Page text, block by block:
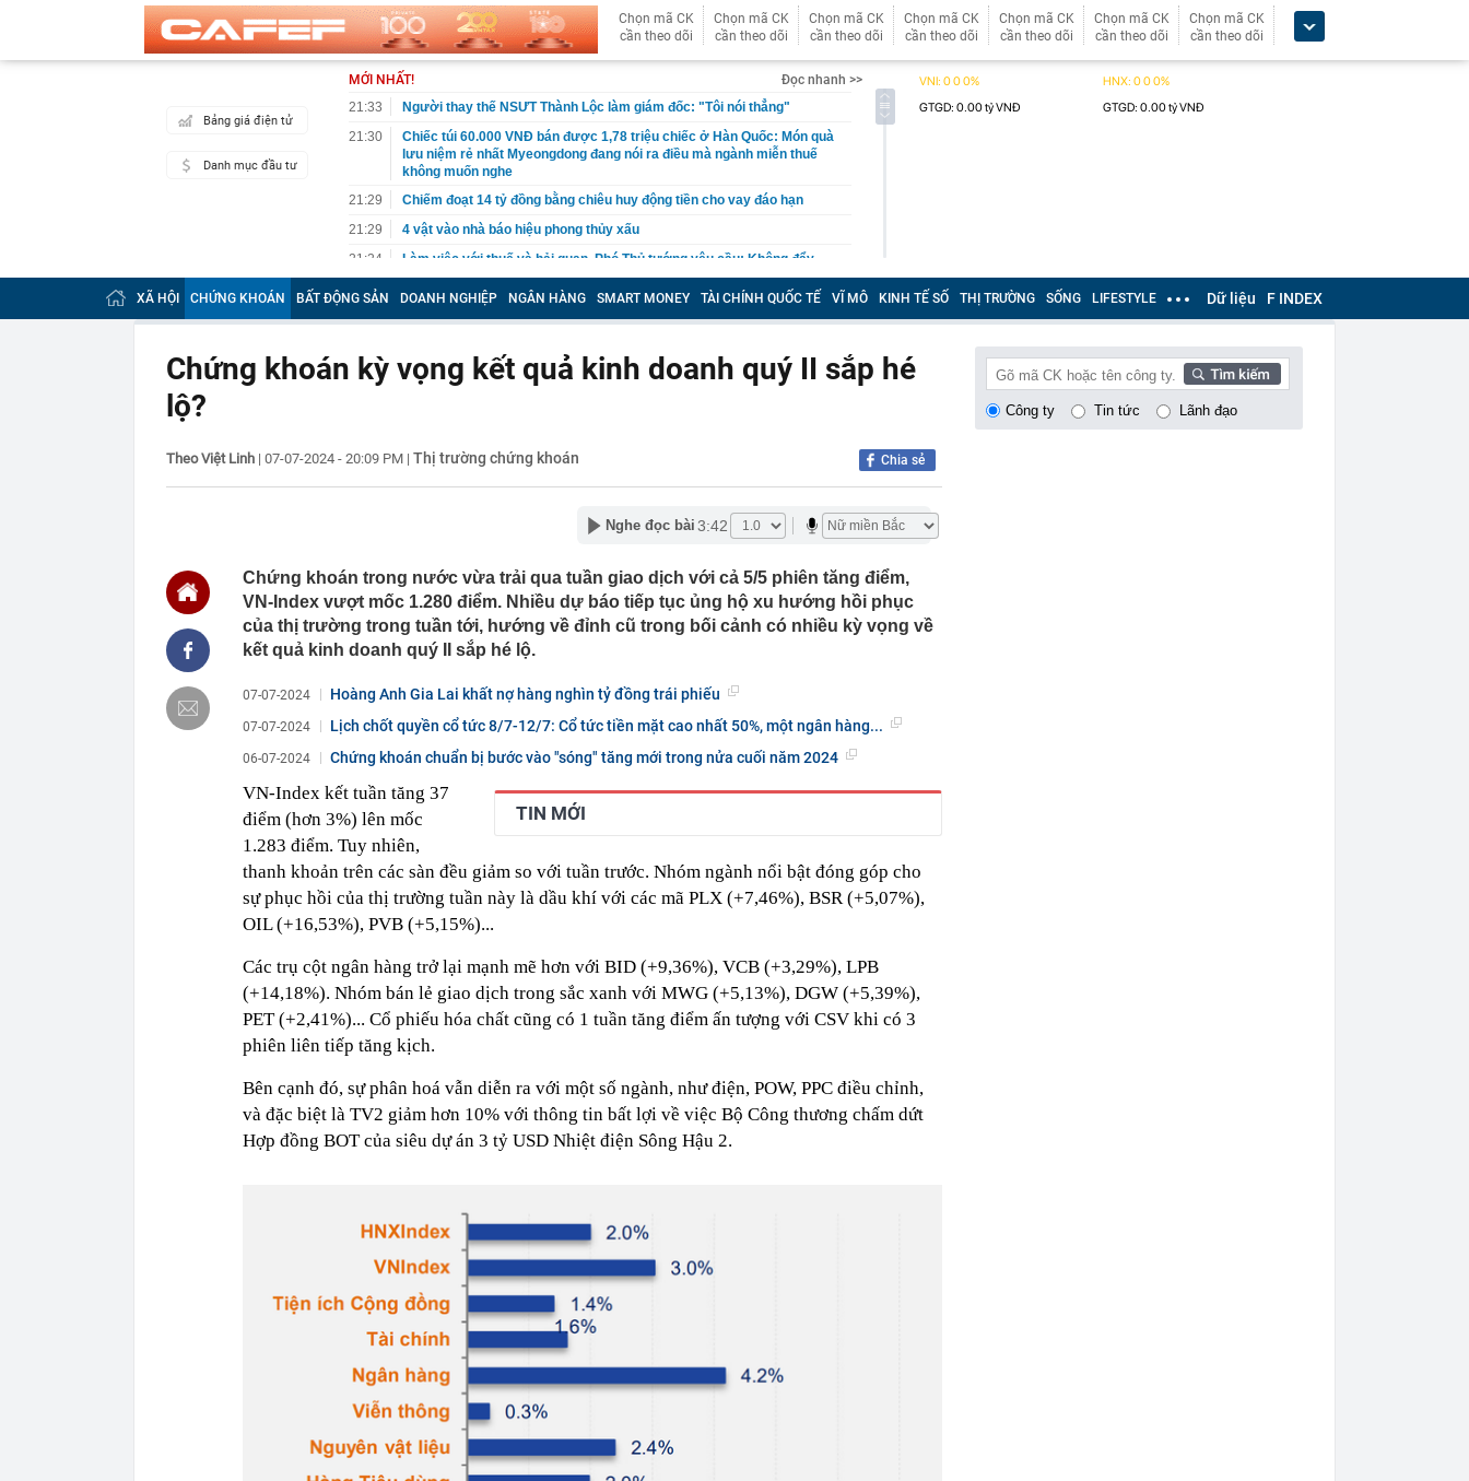
Chọn mã CK
cần theo dõi
Chọn mã CK
cần theo dõi
Chọn mã CK
cần theo dõi
Chọn mã CK
cần theo dõi
Chọn mã CK
cần theo dõi
Chọn mã CK
cần theo dõi
Chọn mã CK
cần theo dõi
Bảng giá điện tử
Danh mục đầu tư
MỚI NHẤT!
Đọc nhanh >>
21:33
Người thay thế NSƯT Thành Lộc làm giám đốc: "Tôi nói thẳng"
21:30
Chiếc túi 60.000 VNĐ bán được 1,78 triệu chiếc ở Hàn Quốc: Món quà
lưu niệm rẻ nhất Myeongdong đang nói ra điều mà ngành miễn thuế
không muốn nghe
21:29
Chiếm đoạt 14 tỷ đồng bằng chiêu huy động tiền cho vay đáo hạn
21:29
4 vật vào nhà báo hiệu phong thủy xấu
21:24
Làm việc với thuế và hải quan, Phó Thủ tướng yêu cầu: Không đẩy
doanh nghiệp ‘đi vòng’
21:23
Bắt tạm giam nhân viên quán bar Nguyễn Thanh Thiện SN 2004 và 2
nữ đồng nghiệp
Rốt ráo 'thúc' phá sản Dự án Khu công nghiệp Mỹ Trung
21:17
Quang Hải thiết lập siêu kỷ lục, xứng danh huyền thoại bóng đá Việt
Sứa lửa 'tấn công' người tắm biển Nha Trang
Nữ diễn viên quê Nam Định khiến Việt kiều Mỹ đổ gục sau bữa ốc
chuối đậu, hỏi cưới luôn
20:54
Cha của Lionel Messi qua đời ở tuổi 68
20:46
Thị trường ngân hàng bán lẻ: HSBC rút khỏi 2 thị trường bán lẻ tại Úc
Singapore cho Trust Bank
20:46
Sao nam bí ẩn nhất showbiz: Sở hữu tài sản nghìn tỷ nhưng sống như
Hơn 120 cán bộ, chiến sĩ đồng loạt ra quân lúc rạng sáng, kiểm tra 155
người tại chợ đầu mối
20:42
Thanh tra Chính phủ chuyển Bộ Công an thông tin 7 cá nhân bán vàng
không rõ nguồn gốc, giao dịch hơn 2.000 tỷ đồng, 6 doanh nghiệp kê
khai sai thuế
XÃ HỘI CHỨNG KHOÁN BẤT ĐỘNG SẢN DOANH NGHIỆP NGÂN HÀNG SMART MONEY TÀI CHÍNH QUỐC TẾ VĨ MÔ KINH TẾ SỐ THỊ TRƯỜNG SỐNG LIFESTYLE Dữ liệu F INDEX
Chứng khoán kỳ vọng kết quả kinh doanh quý II sắp hé
lộ?
Theo Việt Linh | 07-07-2024 - 20:09 PM | Thị trường chứng khoán Chia sẻ
Nghe đọc bài 3:42
Chứng khoán trong nước vừa trải qua tuần giao dịch với cả 5/5 phiên tăng điểm,
VN-Index vượt mốc 1.280 điểm. Nhiều dự báo tiếp tục ủng hộ xu hướng hồi phục
của thị trường trong tuần tới, hướng về đỉnh cũ trong bối cảnh có nhiều kỳ vọng về
kết quả kinh doanh quý II sắp hé lộ.
07-07-2024 Hoàng Anh Gia Lai khất nợ hàng nghìn tỷ đồng trái phiếu
07-07-2024 Lịch chốt quyền cổ tức 8/7-12/7: Cổ tức tiền mặt cao nhất 50%, một ngân hàng...
06-07-2024 Chứng khoán chuẩn bị bước vào "sóng" tăng mới trong nửa cuối năm 2024
TIN MỚI
VN-Index kết tuần tăng 37
điểm (hơn 3%) lên mốc
1.283 điểm. Tuy nhiên,
thanh khoản trên các sàn đều giảm so với tuần trước. Nhóm ngành nổi bật đóng góp cho
sự phục hồi của thị trường tuần này là dầu khí với các mã PLX (+7,46%), BSR (+5,07%),
OIL (+16,53%), PVB (+5,15%)...
Các trụ cột ngân hàng trở lại mạnh mẽ hơn với BID (+9,36%), VCB (+3,29%), LPB
(+14,18%). Nhóm bán lẻ giao dịch trong sắc xanh với MWG (+5,13%), DGW (+5,39%),
PET (+2,41%)... Cổ phiếu hóa chất cũng có 1 tuần tăng điểm ấn tượng với CSV khi có 3
phiên liên tiếp tăng kịch.
Bên cạnh đó, sự phân hoá vẫn diễn ra với một số ngành, như điện, POW, PPC điều chỉnh,
và đặc biệt là TV2 giảm hơn 10% với thông tin bất lợi về việc Bộ Công thương chấm dứt
Hợp đồng BOT của siêu dự án 3 tỷ USD Nhiệt điện Sông Hậu 2.
Công ty Tin tức Lãnh đạo